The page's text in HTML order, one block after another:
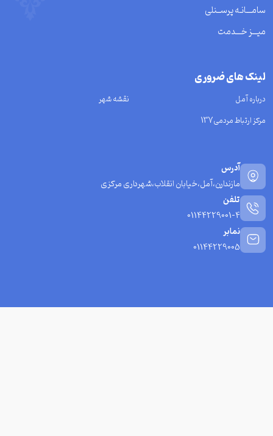
سامـــانـه پرســنلی
میـــز خـــدمت
لینک های ضروری
درباره آمل
نقشه شهر
مرکز ارتباط مردمی137
آدرس
مازندارن،آمل،خیابان انقلاب،شهرداری مرکزی
تلفن
01144229001-4
نمابر
01144229005